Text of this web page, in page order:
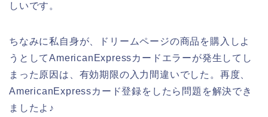
しいです。
ちなみに私自身が、ドリームページの商品を購入しよ
うとしてAmericanExpressカードエラーが発生してし
まった原因は、有効期限の入力間違いでした。再度、
AmericanExpressカード登録をしたら問題を解決でき
ましたよ♪